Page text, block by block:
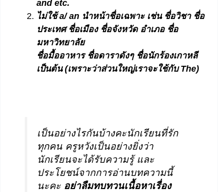
and etc.
ไม่ใช้ a/ an นำหน้าชื่อเฉพาะ เช่น ชื่อวิชา ชื่อ
ประเทศ ชื่อเมือง ชื่อจังหวัด อำเภอ ชื่อ
มหาวิทยาลัย
ชื่อมื้ออาหาร ชื่อดาราดังๆ ชื่อนักร้องเกาหลี
เป็นต้น (เพราะว่าส่วนใหญ่เราจะใช้กับ The)
เป็นอย่างไรกันบ้างคะนักเรียนที่รัก
ทุกคน ครูหวังเป็นอย่างยิ่งว่า
นักเรียนจะได้รับความรู้ และ
ประโยชน์จากการอ่านบทความนี้
นะคะ อย่าลืมทบทวนเนื้อหาเรื่อง